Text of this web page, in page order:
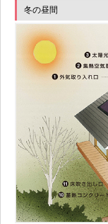
冬の昼間